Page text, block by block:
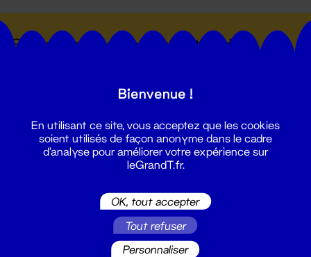
Suivez toutes les actualités du
Bienvenue !
En utilisant ce site, vous acceptez que les cookies
soient utilisés de façon anonyme dans le cadre
d'analyse pour améliorer votre expérience sur
leGrandT.fr.
OK, tout accepter
Tout refuser
Personnaliser